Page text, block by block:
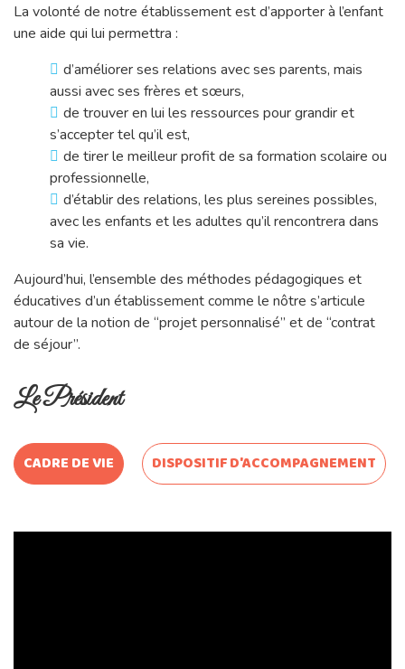
La volonté de notre établissement est d’apporter à l’enfant
une aide qui lui permettra :
d’améliorer ses relations avec ses parents, mais
aussi avec ses frères et sœurs,
de trouver en lui les ressources pour grandir et
s’accepter tel qu’il est,
de tirer le meilleur profit de sa formation scolaire ou
professionnelle,
d’établir des relations, les plus sereines possibles,
avec les enfants et les adultes qu’il rencontrera dans
sa vie.
Aujourd’hui, l’ensemble des méthodes pédagogiques et
éducatives d’un établissement comme le nôtre s’articule
autour de la notion de “projet personnalisé” et de “contrat
de séjour”.
Le Président
CADRE DE VIE DISPOSITIF D'ACCOMPAGNEMENT